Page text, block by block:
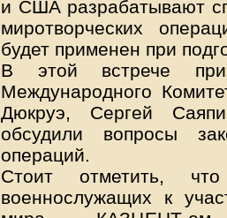
и США разрабатывают
миротворческих
будет применен при
В этой встрече
Международного
Дюкруэ, Сергей
обсудили вопросы
операций.
Стоит отметить, что
военнослужащих к